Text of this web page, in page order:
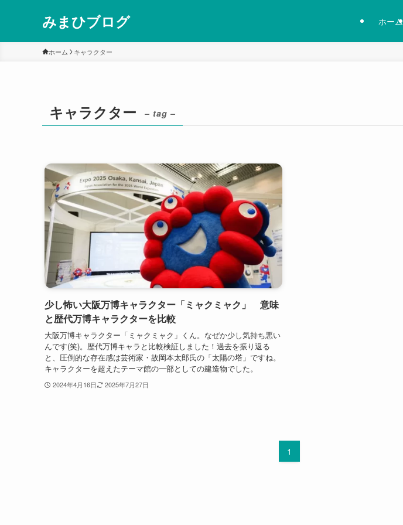
みまひブログ ホーム
ホーム キャラクター
キャラクター – tag –
少し怖い大阪万博キャラクター「ミャクミャク」 意味
と歴代万博キャラクターを比較
大阪万博キャラクター「ミャクミャク」くん。なぜか少し気持ち悪い
んです(笑)。歴代万博キャラと比較検証しました！過去を振り返る
と、圧倒的な存在感は芸術家・故岡本太郎氏の「太陽の塔」ですね。
キャラクターを超えたテーマ館の一部としての建造物でした。
2024年4月16日 2025年7月27日
1